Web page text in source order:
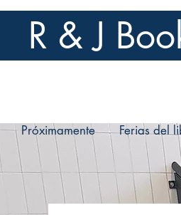
R & J
Próximamente Ferias del